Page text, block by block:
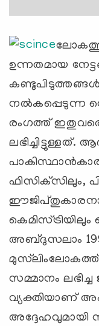
ഉന്നതമായ
നല്‍കപ്പെടുന്ന
രംഗത്ത്
ലഭിച്ചിട്ടുള്ളത്.
ഫിസിക്‌സിലും,
അബ്ദുസലാം
സമ്മാനം ലഭിച്ച
വ്യക്തിയാണ്
അദ്ദേഹവുമായി